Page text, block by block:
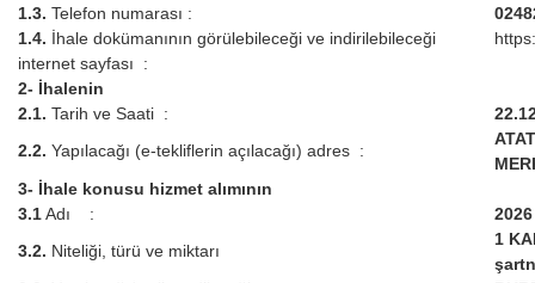
1.3. Telefon numarası :
1.4. İhale dokümanının görülebileceği ve indirilebileceği
internet sayfası :
2- İhalenin
2.1. Tarih ve Saati :
2.2. Yapılacağı (e-tekliflerin açılacağı) adres :
3- İhale konusu hizmet alımının
3.1Adı :
3.2. Niteliği, türü ve miktarı
1